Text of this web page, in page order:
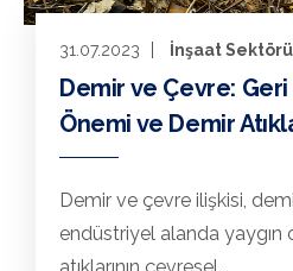
31.07.2023 İnşaat Sektörü
Demir ve Çevre:
Önemi ve Demir
Demir ve çevre ilişkisi,
endüstriyel alanda yaygın